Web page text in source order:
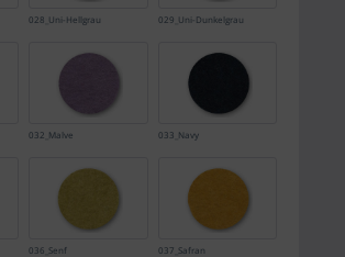
028_Uni-Hellgrau 029_Uni-Dunkelgrau
032_Malve 033_Navy
036_Senf 037_Safran